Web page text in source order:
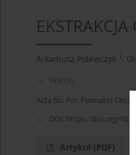
Arkadiusz Polewczyk 1 ,
Więcej
Acta Sci. Pol. Formatio
DOI: https://doi.org/
Artykuł (PDF)